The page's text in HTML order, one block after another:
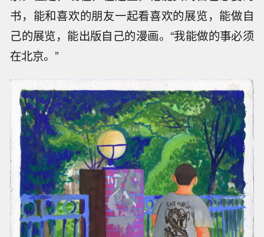
书，能和喜欢的朋友一起看喜欢的展览，能做自
己的展览，能出版自己的漫画。“我能做的事必须
在北京。”